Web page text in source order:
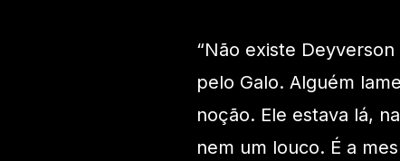
“Não existe
pelo Galo. Alguém
noção. Ele estava lá,
nem um louco. É a